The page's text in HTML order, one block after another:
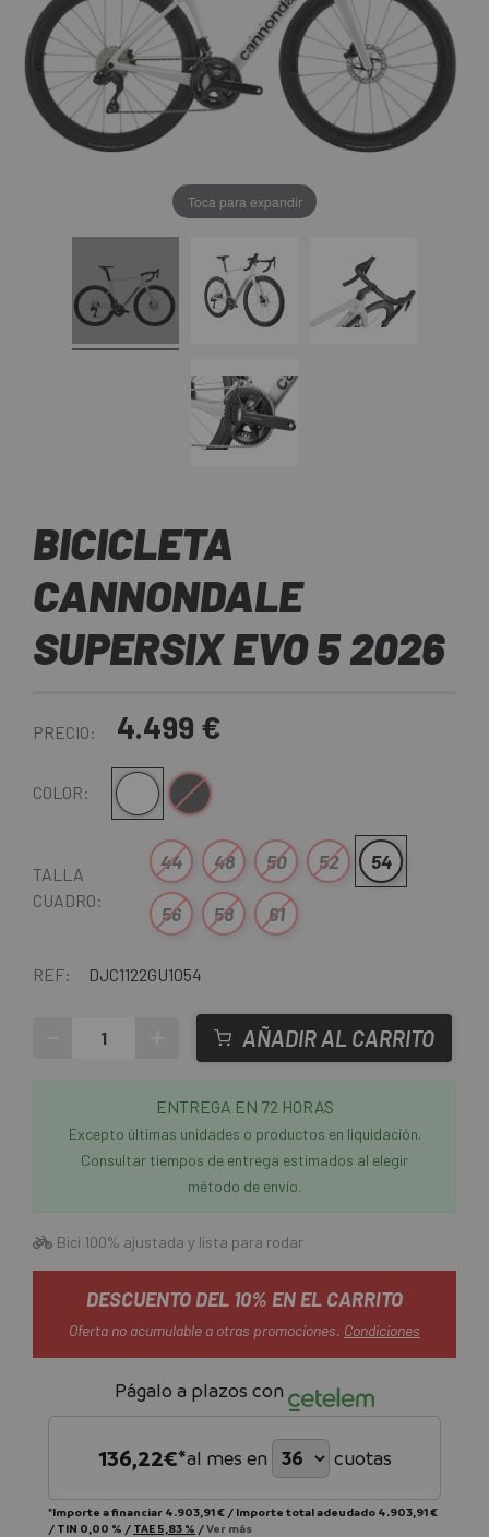
Toca para expandir
BICICLETA
CANNONDALE
SUPERSIX EVO 5 2026
PRECIO: 4.499 €
COLOR: BlancoNegro-Gris
TALLA
CUADRO:
44 48 50 52 54
56 58 61
REF: DJC1122GU1054
AÑADIR AL CARRITO
ENTREGA EN 72 HORAS
Excepto últimas unidades o productos en liquidación.
Consultar tiempos de entrega estimados al elegir
método de envío.
Bici 100% ajustada y lista para rodar
DESCUENTO DEL 10% EN EL CARRITO
Oferta no acumulable a otras promociones. Condiciones
Págalo a plazos con
136,22€*al mes en cuotas
*Importe a financiar 4.903,91 € / Importe total adeudado 4.903,91 €
/ TIN 0,00 % / TAE 5,83 % /Ver más